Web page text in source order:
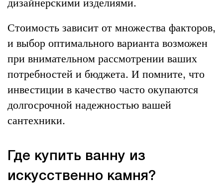
Стоимость зависит от множества факторов,
и выбор оптимального варианта возможен
при внимательном рассмотрении ваших
потребностей и бюджета. И помните, что
инвестиции в качество часто окупаются
долгосрочной надежностью вашей
сантехники.
Где купить ванну из
искусственно камня?